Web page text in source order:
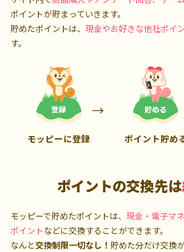
ポイントが貯まっていきます。
貯めたポイントは、 現金やお好きな他社ポイ
す。
モッピーに登録 ポイント貯め
ポイントの交換先は
モッピーで貯めたポイントは、 現金・電子マ
ポイントなどに交換することができます。
なんと交換制限一切なし！ 貯めた分だけ交換